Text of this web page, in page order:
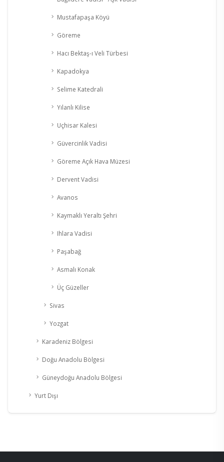
Mustafapaşa Köyü
Göreme
Hacı Bektaş-ı Veli Türbesi
Kapadokya
Selime Katedrali
Yılanlı Kilise
Uçhisar Kalesi
Güvercinlik Vadisi
Göreme Açık Hava Müzesi
Dervent Vadisi
Avanos
Kaymaklı Yeraltı Şehri
Ihlara Vadisi
Paşabağ
Asmalı Konak
Üç Güzeller
Sivas
Yozgat
Karadeniz Bölgesi
Doğu Anadolu Bölgesi
Güneydoğu Anadolu Bölgesi
Yurt Dışı